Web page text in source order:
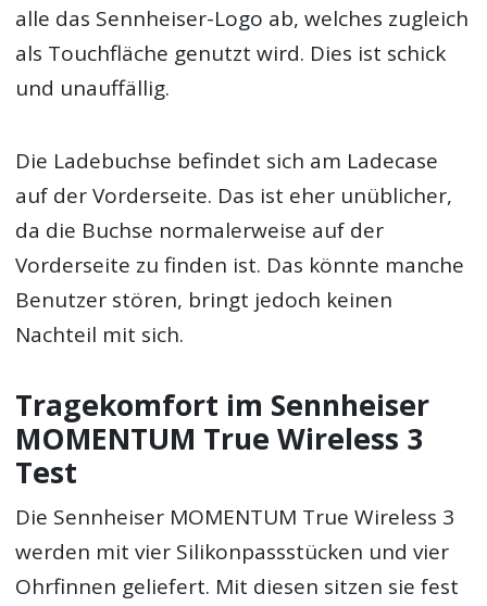
alle das Sennheiser-Logo ab, welches zugleich
als Touchfläche genutzt wird. Dies ist schick
und unauffällig.
Die Ladebuchse befindet sich am Ladecase
auf der Vorderseite. Das ist eher unüblicher,
da die Buchse normalerweise auf der
Vorderseite zu finden ist. Das könnte manche
Benutzer stören, bringt jedoch keinen
Nachteil mit sich.
Tragekomfort im Sennheiser
MOMENTUM True Wireless 3
Test
Die Sennheiser MOMENTUM True Wireless 3
werden mit vier Silikonpassstücken und vier
Ohrfinnen geliefert. Mit diesen sitzen sie fest